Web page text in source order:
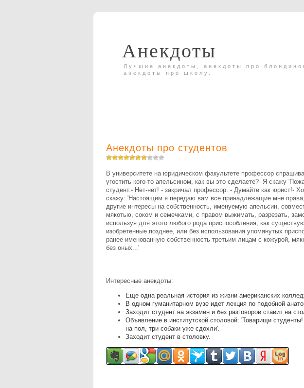
Анекдоты
Лучшие анекдоты, анекдоты про
анекдоты про школу.
Анекдоты про студентов
В университете на юридическом факультете профессор
угостить кого-то апельсином, как вы это сделаете?- Я скажу
студент.- Нет-нет! - закричал профессор. - Думайте как юрист!-
скажу: 'Настоящим я передаю вам все принадлежащие мне
другие интересы на собственность, именуемую апельсин,
мякотью, соком и семечками, с правом выжимать, разрезать,
используя для этого любого рода приспособления, как
изобретенные позднее, или без использования упомянутых
ранее именованную собственность третьим лицам с кожурой,
без оных...'
Интересные анекдоты:
Еще одна реальная история из жизни американских
В одном гуманитарном вузе идет лекция по подобной
Заходит студент на экзамен и без разговоров ставит на
Объявление в институтской столовой: 'Товарищи
на пол, три собаки уже сдохли'.
Заходит студент в столовку.